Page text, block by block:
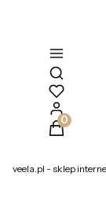
Otwórz
Produkty
veela.pl - sklep